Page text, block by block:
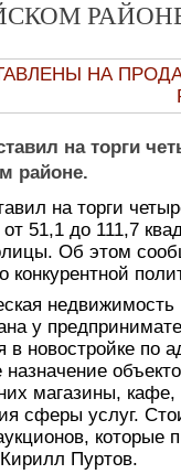
на торги
районе.
на торги
51,1 до 111,7
Об этом
конкурентной
недвижимость
у
в новостройке по
магазины,
сферы услуг.
которые
Пуртов.